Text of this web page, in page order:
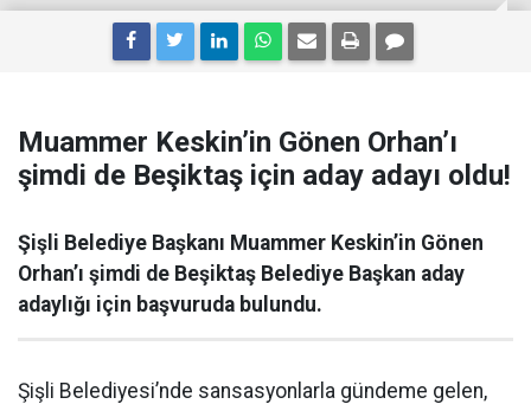
Muammer Keskin’in Gönen Orhan’ı
şimdi de Beşiktaş için aday adayı oldu!
Şişli Belediye Başkanı Muammer Keskin’in Gönen
Orhan’ı şimdi de Beşiktaş Belediye Başkan aday
adaylığı için başvuruda bulundu.
Şişli Belediyesi’nde sansasyonlarla gündeme gelen,